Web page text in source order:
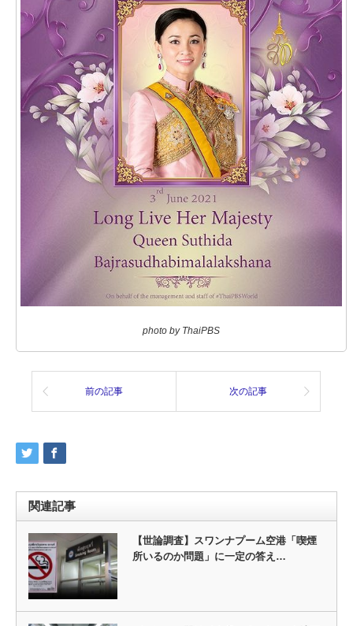
photo by ThaiPBS
前の記事 次の記事
関連記事
【世論調査】スワンナプーム空港「喫煙
所いるのか問題」に一定の答え…